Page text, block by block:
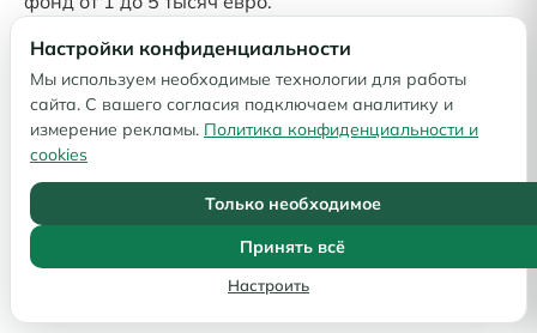
7-10 июня. 7-йСпортивный фестиваль Алгарве
Основные дисциплины регби, нетбол, гольф.
14-15 июня -Ultra Sky Marathon, непростой бег по
пересеченной местности в горах. Четыре трассы,
включая «Вертикальный километр Сантаны» с
перепадом высот 1003 метра и кульминационной
обзорной площадкой на высоте 1785м. В этом
сезоне предусмотрены детские забеги для трех
возрастных групп, протяженность от 600 до 1100
Настройки конфиденциальности
Мы используем необходимые технологии для работы
сайта. С вашего согласия подключаем аналитику и
измерение рекламы. Политика конфиденциальности и
cookies
Настроить
Только необходимое
Принять всё